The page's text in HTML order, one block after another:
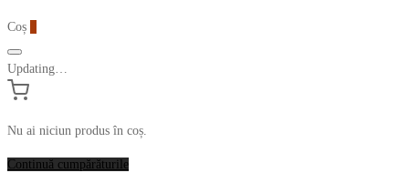
Coș
Updating…
Nu ai niciun produs în coș.
Continuă cumpărăturile